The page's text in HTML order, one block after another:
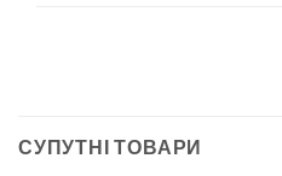
СУПУТНІ ТОВАРИ